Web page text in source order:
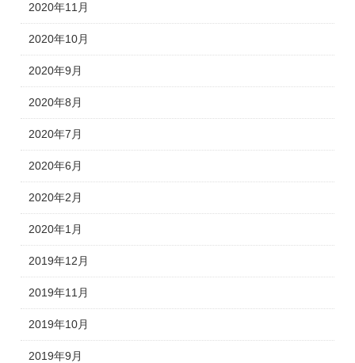
2020年11月
2020年10月
2020年9月
2020年8月
2020年7月
2020年6月
2020年2月
2020年1月
2019年12月
2019年11月
2019年10月
2019年9月